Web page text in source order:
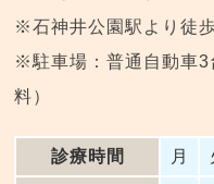
※石神井公園駅より徒
※駐車場：普通自動車3
料）
診療時間 月